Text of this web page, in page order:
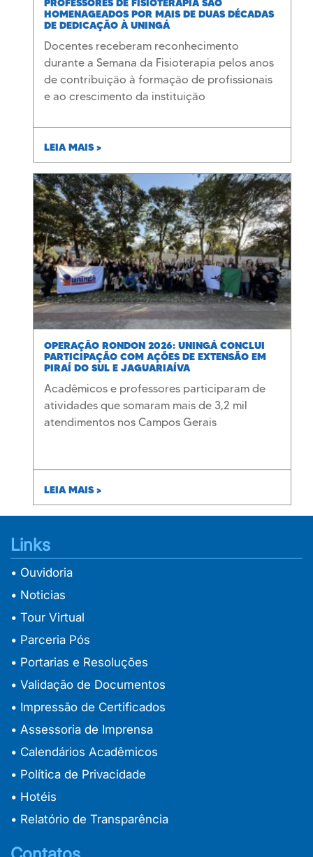
PROFESSORES DE FISIOTERAPIA SÃO
HOMENAGEADOS POR MAIS DE DUAS DÉCADAS
DE DEDICAÇÃO À UNINGÁ
Docentes receberam reconhecimento
durante a Semana da Fisioterapia pelos anos
de contribuição à formação de profissionais
e ao crescimento da instituição
LEIA MAIS >
OPERAÇÃO RONDON 2026: UNINGÁ CONCLUI
PARTICIPAÇÃO COM AÇÕES DE EXTENSÃO EM
PIRAÍ DO SUL E JAGUARIAÍVA
Acadêmicos e professores participaram de
atividades que somaram mais de 3,2 mil
atendimentos nos Campos Gerais
LEIA MAIS >
Links
• Ouvidoria
• Noticias
• Tour Virtual
• Parceria Pós
• Portarias e Resoluções
• Validação de Documentos
• Impressão de Certificados
• Assessoria de Imprensa
• Calendários Acadêmicos
• Política de Privacidade
• Hotéis
• Relatório de Transparência